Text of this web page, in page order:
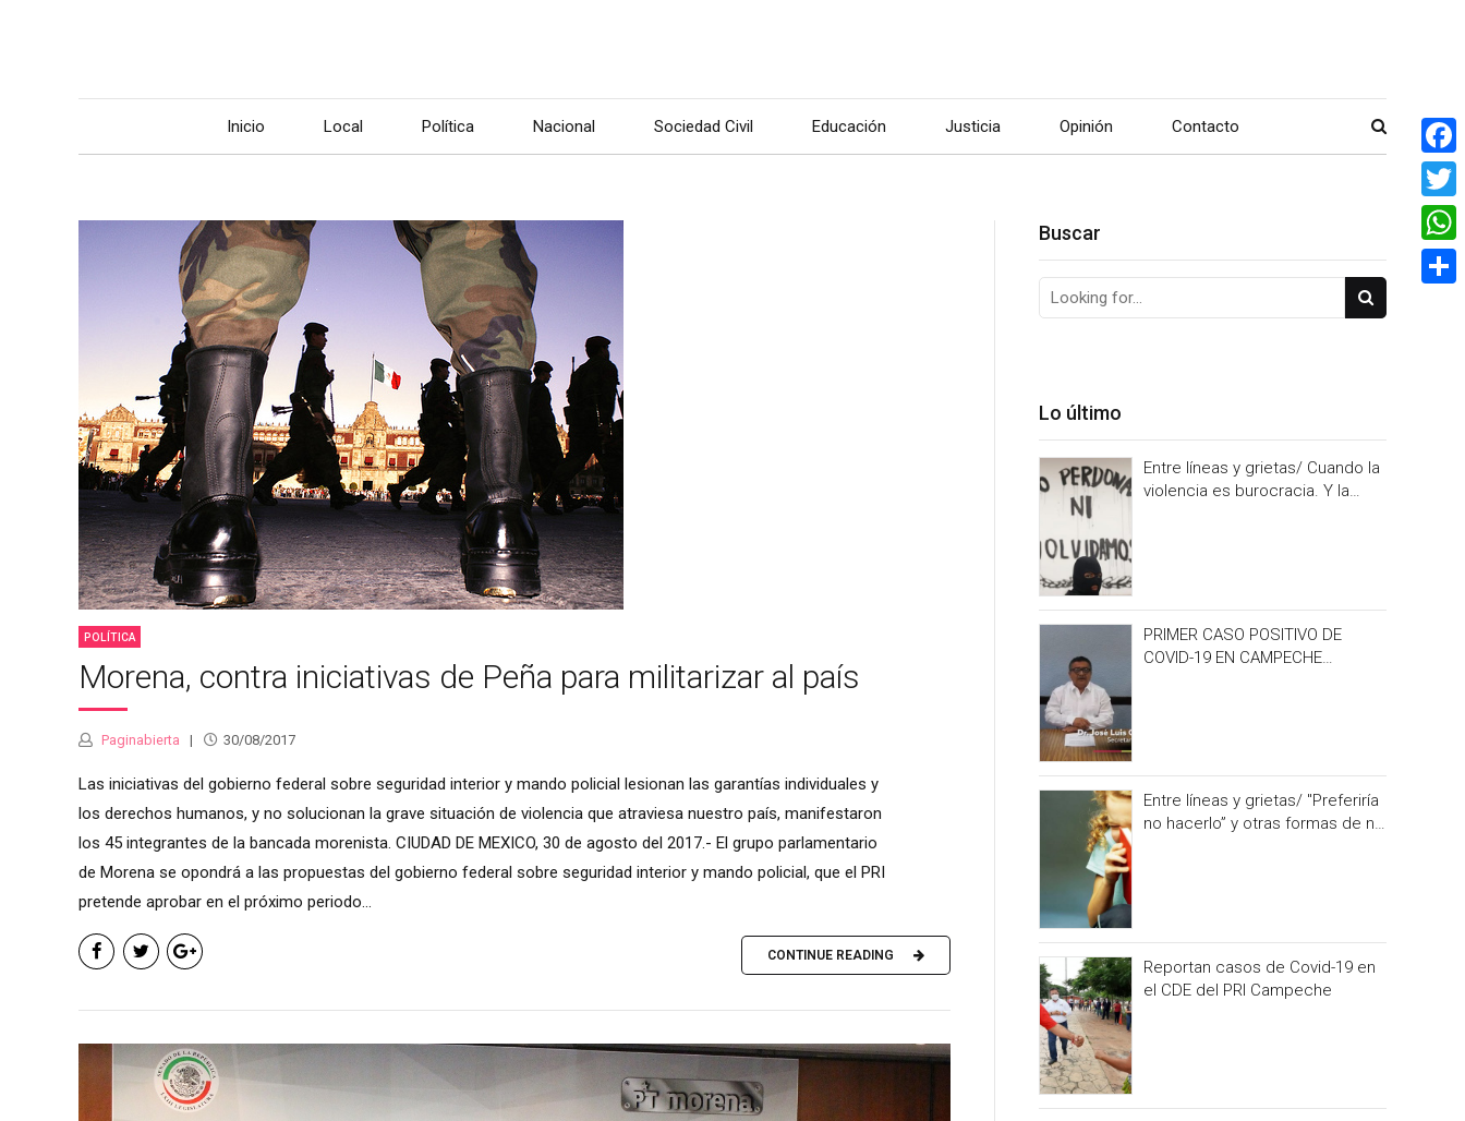
Inicio Local Política Nacional Sociedad Civil Educación Justicia Opinión Contacto
POLÍTICA
Morena, contra iniciativas de Peña para militarizar al país
Paginabierta 30/08/2017
Las iniciativas del gobierno federal sobre seguridad interior y mando policial lesionan las garantías individuales y
los derechos humanos, y no solucionan la grave situación de violencia que atraviesa nuestro país, manifestaron
los 45 integrantes de la bancada morenista. CIUDAD DE MEXICO, 30 de agosto del 2017.- El grupo parlamentario
de Morena se opondrá a las propuestas del gobierno federal sobre seguridad interior y mando policial, que el PRI
pretende aprobar en el próximo periodo...
CONTINUE READING
Buscar
Lo último
Entre líneas y grietas/ Cuando la
violencia es burocracia. Y la
PRIMER CASO POSITIVO DE
COVID-19 EN CAMPECHE
Entre líneas y grietas/ "Preferiría
no hacerlo” y otras formas de no
Reportan casos de Covid-19 en
el CDE del PRI Campeche